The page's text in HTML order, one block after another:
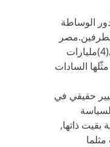
الوساطة
أيضاً اقترضت من البنك الدولي(4)مليارات
السادات
حقيقي في
بقيت ذاتها,